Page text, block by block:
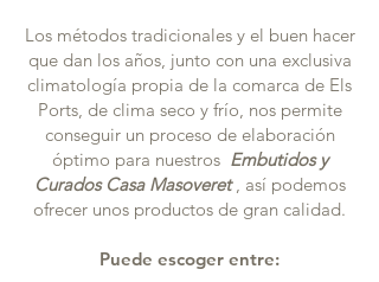
Los métodos tradicionales y el buen hacer
que dan los años, junto con una exclusiva
climatología propia de la comarca de Els
Ports, de clima seco y frío, nos permite
conseguir un proceso de elaboración
óptimo para nuestros Embutidos y
Curados Casa Masoveret, así podemos
ofrecer unos productos de gran calidad.
Puede escoger entre: